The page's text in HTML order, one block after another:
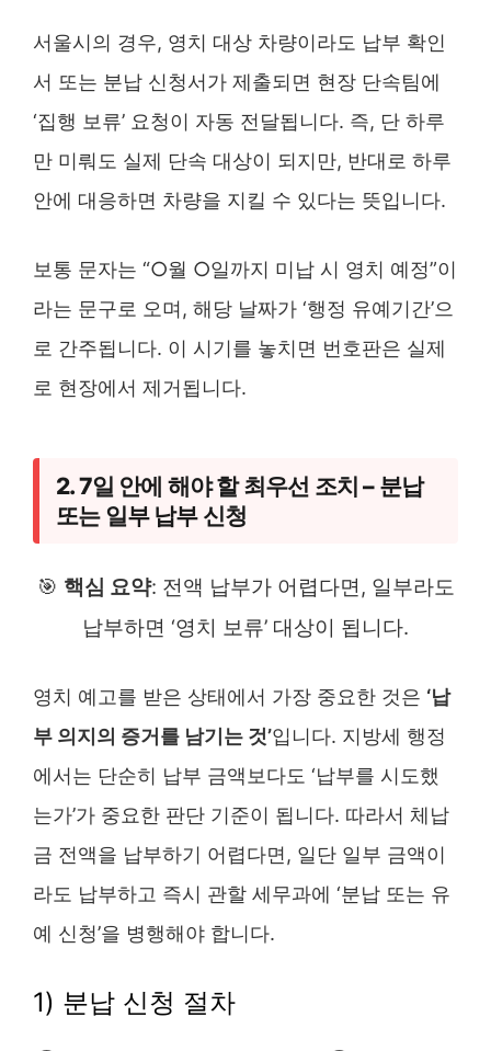
서울시의 경우, 영치 대상 차량이라도 납부 확인
서 또는 분납 신청서가 제출되면 현장 단속팀에
‘집행 보류’ 요청이 자동 전달됩니다. 즉, 단 하루
만 미뤄도 실제 단속 대상이 되지만, 반대로 하루
안에 대응하면 차량을 지킬 수 있다는 뜻입니다.
보통 문자는 “○월 ○일까지 미납 시 영치 예정”이
라는 문구로 오며, 해당 날짜가 ‘행정 유예기간’으
로 간주됩니다. 이 시기를 놓치면 번호판은 실제
로 현장에서 제거됩니다.
2. 7일 안에 해야 할 최우선 조치 – 분납
또는 일부 납부 신청
🎯 핵심 요약: 전액 납부가 어렵다면, 일부라도
납부하면 ‘영치 보류’ 대상이 됩니다.
영치 예고를 받은 상태에서 가장 중요한 것은 ‘납
부 의지의 증거를 남기는 것’입니다. 지방세 행정
에서는 단순히 납부 금액보다도 ‘납부를 시도했
는가’가 중요한 판단 기준이 됩니다. 따라서 체납
금 전액을 납부하기 어렵다면, 일단 일부 금액이
라도 납부하고 즉시 관할 세무과에 ‘분납 또는 유
예 신청’을 병행해야 합니다.
1) 분납 신청 절차